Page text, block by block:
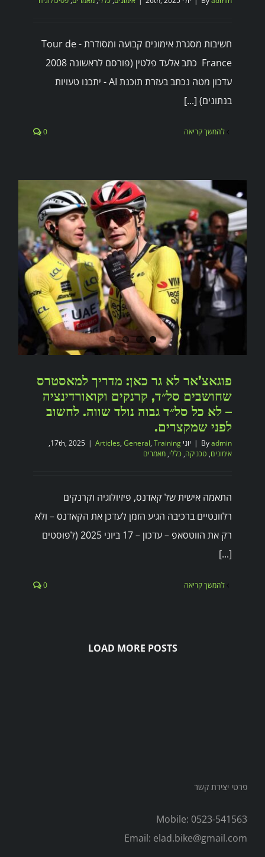
חשיבות מסגרת אימונים קבועה ומסודרת - Tour de
France כתב אלעד פלטין (פורסם לראשונה 2008
עדכון מטה נכתב בעזרת תוכנת AI - יתכנו טעויות
בנתונים) [...]
להמשך קריאה 0
פוגאצ’אר לא גר כאן: מדריך למאסטרס
שחושבים סל״ד, קרנקים וקואורדינציה
– לא כל סל״ד גבוה נולד שווה. לחשוב
לפני שמקצרים.
Byadmin
| יוני 17th, 2025 | Articles, General, Training
,
אימונים, טכניקה, כללי, מאמרים
התאמה אישית של קאדנס, פיזיולוגיה וקרנקים
רלוונטיים ברכיבה הגיע הזמן לעדכן את הקאדנס – ולא
רק את הווטסאפ – עדכון – 17 ביוני 2025 (לפוסטים
[...]
להמשך קריאה 0
LOAD MORE POSTS
פרטי יצירת קשר
Mobile: 0523-541563
Email: elad.bike@gmail.com